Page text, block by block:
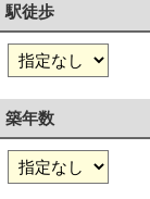
駅徒歩
築年数